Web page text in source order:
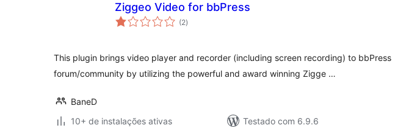
Ziggeo Video for bbPress
(2total
de
)
This plugin brings video player and recorder (including screen recording) to bbPress
forum/community by utilizing the powerful and award winning Zigge …
BaneD
10+ de instalações ativas
Testado com 6.9.6